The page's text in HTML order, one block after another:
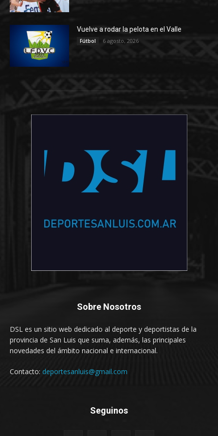
Vuelve a rodar la pelota en el Valle
Fútbol 6 agosto, 2026
Sobre Nosotros
DSL es un sitio web dedicado al deporte y deportistas de la
provincia de San Luis que suma, además, las principales
novedades del ámbito nacional e internacional.
Contacto: deportesanluis@gmail.com
Seguinos